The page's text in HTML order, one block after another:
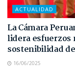
ACTUALIDAD
La Cámara
lidera
sostenibilidad
16/06/2025